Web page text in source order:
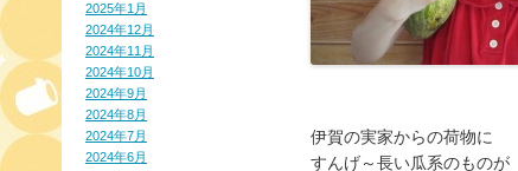
2025年1月
2024年12月
2024年11月
2024年10月
2024年9月
2024年8月
2024年7月
2024年6月
伊賀の実家からの荷物に
すんげ～長い瓜系のものが